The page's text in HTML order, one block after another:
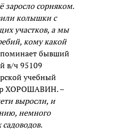
заросло сорняком.
колышки с
участков, а мы
кому какой
бывший
в/ч 95109
учебный
ХОРОШАВИН. –
выросли, и
немного
садоводов.